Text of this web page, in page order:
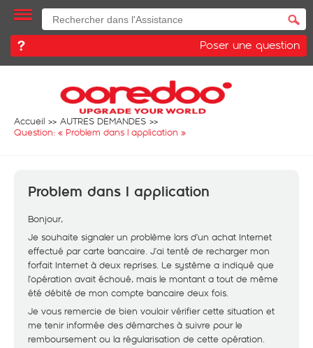
Poser une question
Accueil
AUTRES DEMANDES
Question: « Problem dans l application »
Problem dans l application
Bonjour,
Je souhaite signaler un problème lors d’un achat Internet
effectué par carte bancaire. J’ai tenté de recharger mon
forfait Internet à deux reprises. Le système a indiqué que
l’opération avait échoué, mais le montant a tout de même
été débité de mon compte bancaire deux fois.
Je vous remercie de bien vouloir vérifier cette situation et
me tenir informée des démarches à suivre pour le
remboursement ou la régularisation de cette opération.